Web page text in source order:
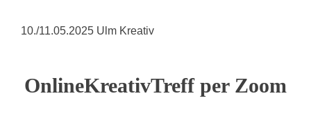
10./11.05.2025 Ulm Kreativ
OnlineKreativTreff per Zoom